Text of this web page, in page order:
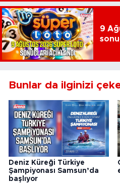
9
Bunlar da ilginizi
Deniz Küreği Türkiye
Şampiyonası Samsun’da
başlıyor